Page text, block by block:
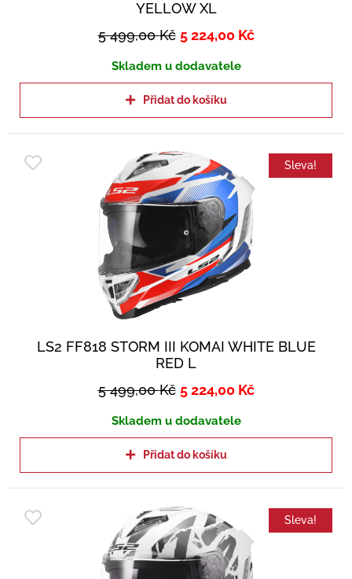
YELLOW XL
5 499,00Kč 5 224,00 Kč
Skladem u dodavatele
Přidat do košíku
Sleva!
LS2 FF818 STORM III KOMAI WHITE BLUE
RED L
5 499,00Kč 5 224,00 Kč
Skladem u dodavatele
Přidat do košíku
Sleva!